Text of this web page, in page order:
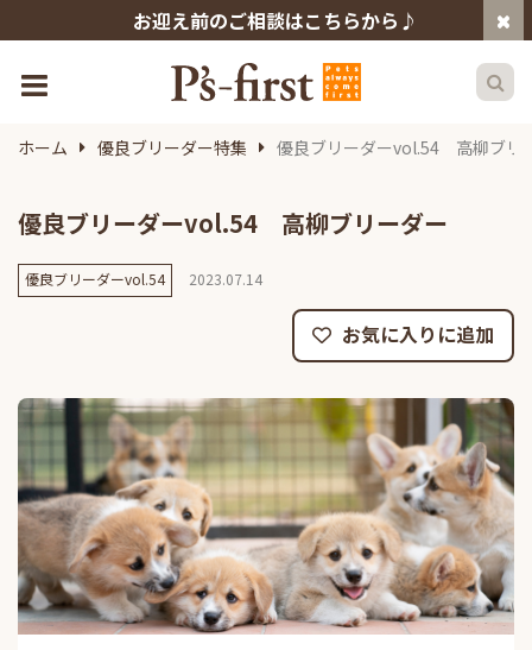
お迎え前のご相談はこちらから♪
ホーム 優良ブリーダー特集 優良ブリーダーvol.54 高柳ブリ
優良ブリーダーvol.54 高柳ブリーダー
優良ブリーダーvol.54 2023.07.14
お気に入りに追加